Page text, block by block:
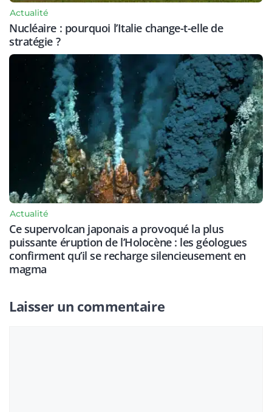
Actualité
Nucléaire : pourquoi l’Italie change-t-elle de
stratégie ?
Actualité
Ce supervolcan japonais a provoqué la plus
puissante éruption de l’Holocène : les géologues
confirment qu’il se recharge silencieusement en
magma
Laisser un commentaire